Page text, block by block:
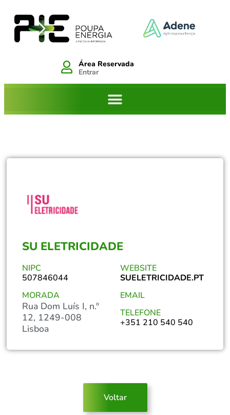
Área Reservada
Entrar
SU ELETRICIDADE
NIPC
507846044
MORADA
Rua Dom Luís I, n.º
12, 1249-008
Lisboa
WEBSITE
SUELETRICIDADE.PT
EMAIL
TELEFONE
+351 210 540 540
Voltar